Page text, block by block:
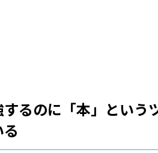
るのに「本」という